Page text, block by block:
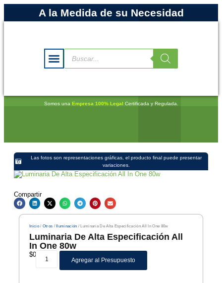
A la Medida de su Necesidad
Somos una Empresa 100% Legal Certificada y Regulada.
Las fotos son representaciones gráficas, el producto final puede presentar
variaciones.
Compartir
Inicio/ Otros /Iluminación / Luminaria De Alta Especificación All In One 80w
Luminaria De Alta Especificación All
In One 80w
$0
Agregar al Presupuesto